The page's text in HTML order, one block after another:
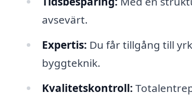
avsevärt.
Expertis: Du får tillgång till
byggteknik.
Kvalitetskontroll: